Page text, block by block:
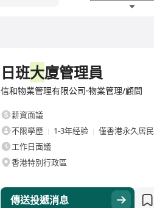
日班大廈管理員
信和物業管理有限公司·物業管理/顧問
薪資面議
不限學歷
1-3年经验
僅香港永久居民
工作日面議
香港特別行政區
傳送投遞消息